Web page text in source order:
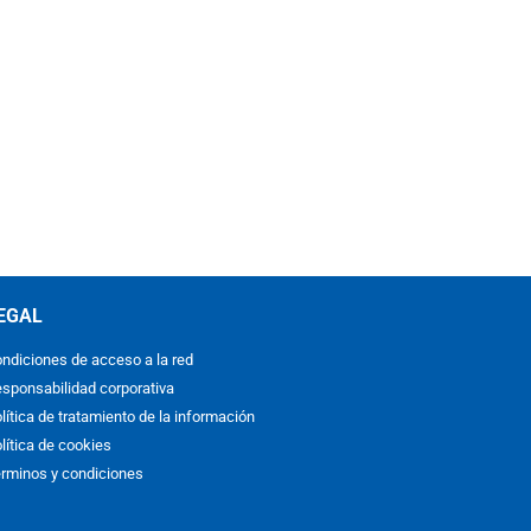
de acceso a la red
corporativa
de tratamiento de la información
de cookies
y condiciones